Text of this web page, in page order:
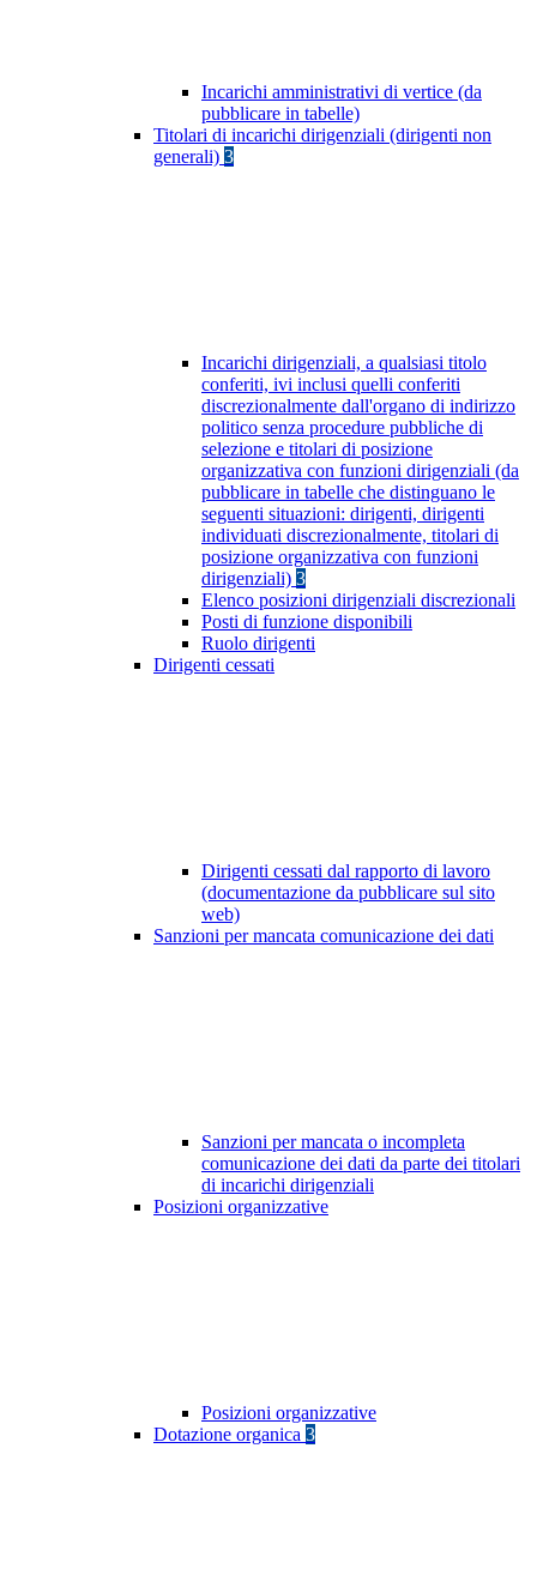
Incarichi amministrativi di vertice (da
pubblicare in tabelle)
Titolari di incarichi dirigenziali (dirigenti non
generali) 3
Incarichi dirigenziali, a qualsiasi titolo
conferiti, ivi inclusi quelli conferiti
discrezionalmente dall'organo di indirizzo
politico senza procedure pubbliche di
selezione e titolari di posizione
organizzativa con funzioni dirigenziali (da
pubblicare in tabelle che distinguano le
seguenti situazioni: dirigenti, dirigenti
individuati discrezionalmente, titolari di
posizione organizzativa con funzioni
dirigenziali) 3
Elenco posizioni dirigenziali discrezionali
Posti di funzione disponibili
Ruolo dirigenti
Dirigenti cessati
Dirigenti cessati dal rapporto di lavoro
(documentazione da pubblicare sul sito
web)
Sanzioni per mancata comunicazione dei dati
Sanzioni per mancata o incompleta
comunicazione dei dati da parte dei titolari
di incarichi dirigenziali
Posizioni organizzative
Posizioni organizzative
Dotazione organica 3